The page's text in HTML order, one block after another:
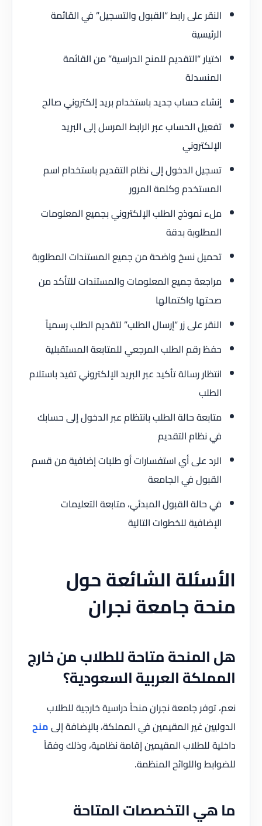
النقر على رابط “القبول والتسجيل” في القائمة
الرئيسية
اختيار “التقديم للمنح الدراسية” من القائمة
المنسدلة
إنشاء حساب جديد باستخدام بريد إلكتروني صالح
تفعيل الحساب عبر الرابط المرسل إلى البريد
الإلكتروني
تسجيل الدخول إلى نظام التقديم باستخدام اسم
المستخدم وكلمة المرور
ملء نموذج الطلب الإلكتروني بجميع المعلومات
المطلوبة بدقة
تحميل نسخ واضحة من جميع المستندات المطلوبة
مراجعة جميع المعلومات والمستندات للتأكد من
صحتها واكتمالها
النقر على زر “إرسال الطلب” لتقديم الطلب رسمياً
حفظ رقم الطلب المرجعي للمتابعة المستقبلية
انتظار رسالة تأكيد عبر البريد الإلكتروني تفيد باستلام
الطلب
متابعة حالة الطلب بانتظام عبر الدخول إلى حسابك
في نظام التقديم
الرد على أي استفسارات أو طلبات إضافية من قسم
القبول في الجامعة
في حالة القبول المبدئي، متابعة التعليمات
الإضافية للخطوات التالية
الأسئلة الشائعة حول
منحة جامعة نجران
هل المنحة متاحة للطلاب من خارج
المملكة العربية السعودية؟
نعم، توفر جامعة نجران منحاً دراسية خارجية للطلاب
الدوليين غير المقيمين في المملكة، بالإضافة إلىمنح
داخلية للطلاب المقيمين إقامة نظامية، وذلك وفقاً
للضوابط واللوائح المنظمة.
ما هي التخصصات المتاحة